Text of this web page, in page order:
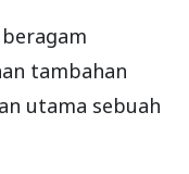
tambahan
utama sebuah